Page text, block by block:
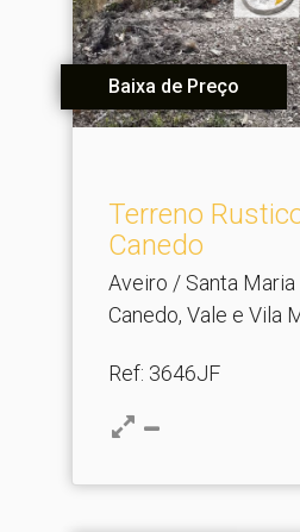
Baixa de Preço
Terreno
Canedo
Aveiro / Santa
Canedo, Vale e Vila
Ref: 3646JF